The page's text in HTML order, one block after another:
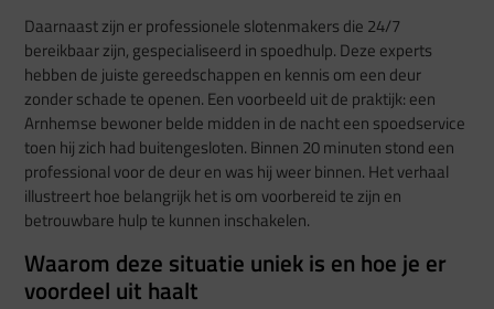
Daarnaast zijn er professionele slotenmakers die 24/7
bereikbaar zijn, gespecialiseerd in spoedhulp. Deze experts
hebben de juiste gereedschappen en kennis om een deur
zonder schade te openen. Een voorbeeld uit de praktijk: een
Arnhemse bewoner belde midden in de nacht een spoedservice
toen hij zich had buitengesloten. Binnen 20 minuten stond een
professional voor de deur en was hij weer binnen. Het verhaal
illustreert hoe belangrijk het is om voorbereid te zijn en
betrouwbare hulp te kunnen inschakelen.
Waarom deze situatie uniek is en hoe je er
voordeel uit haalt